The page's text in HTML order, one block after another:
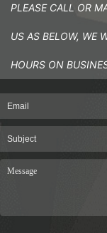
PLEASE CALL OR
US AS BELOW, WE
HOURS ON